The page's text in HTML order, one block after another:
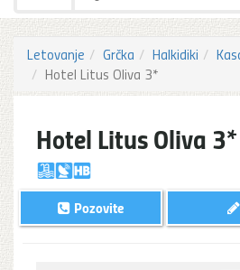
Letovanje Grčka Halkidiki
Hotel Litus Oliva 3*
Hotel Litus Oliva 3*
Pozovite